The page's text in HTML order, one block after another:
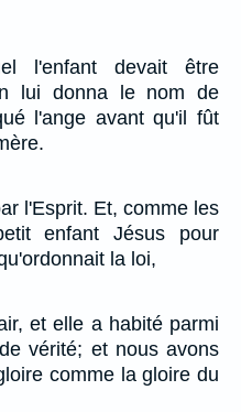
l'enfant devait être
lui donna le nom de
l'ange avant qu'il fût
l'Esprit. Et, comme les
enfant Jésus pour
la loi,
et elle a habité parmi
vérité; et nous avons
comme la gloire du